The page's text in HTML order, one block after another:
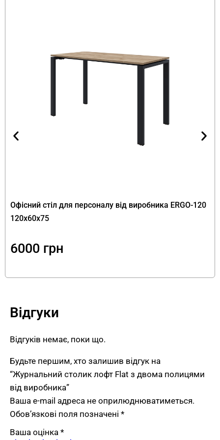
полицями обладнаний двома додатковими
Переваги журнального столика Flat
від FLEX PRIDE
для зберігання. Це головна відмінність Flat
від інших журнальних столів FLEX PRIDE.
Flat лофт з полицями має стільницю
європейського виробника. Матеріал
столику індустріального вигляду та
забезпечує надійність конструкції.
Сучасний дизайн лофт
Базальтово-сірого кольору створює
елегантний контраст для сучасних
інтер’єрів.
Універсальність— чудово підходить як для
вітальні, так і для робочого кабінету чи
офісу.
Офісний стіл для персоналу від виробника ERGO-120
120х60х75
6000 грн
Відгуки
Відгуків немає, поки що.
Будьте першим, хто залишив відгук на
“Журнальний столик лофт Flat з двома полицями
від виробника”
Ваша e-mail адреса не оприлюднюватиметься.
Обов’язкові поля позначені *
Ваша оцінка *